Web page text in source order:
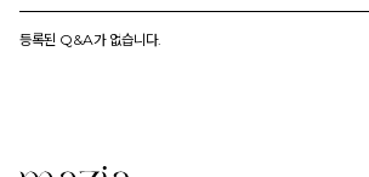
등록된 Q&A가 없습니다.